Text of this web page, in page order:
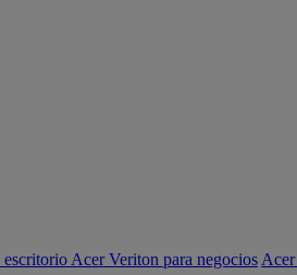
Acer Veriton para negocios